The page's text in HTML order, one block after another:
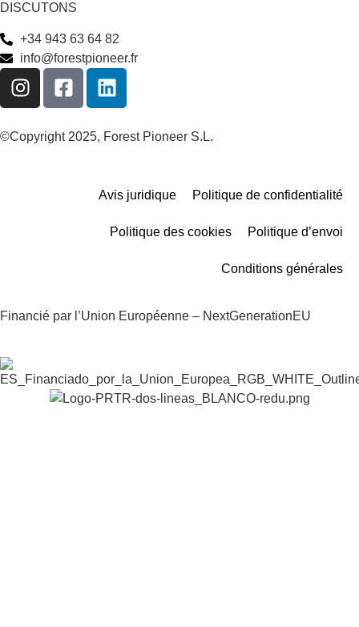
DISCUTONS
+34 943 63 64 82
info@forestpioneer.fr
©Copyright 2025, Forest Pioneer S.L.
Avis juridique Politique de confidentialité
Politique des cookies Politique d’envoi
Conditions générales
Financié par l’Union Européenne – NextGenerationEU